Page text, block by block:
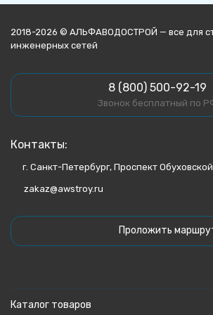
2018-2026 © АЛЬФАВОДОСТРОЙ — все для
инженерных сетей
8 (800) 500-92-19
Звонок бесплатный по
Контакты:
г. Санкт-Петербург, Проспект
zakaz@awstroy.ru
Проложить
Каталог товаров